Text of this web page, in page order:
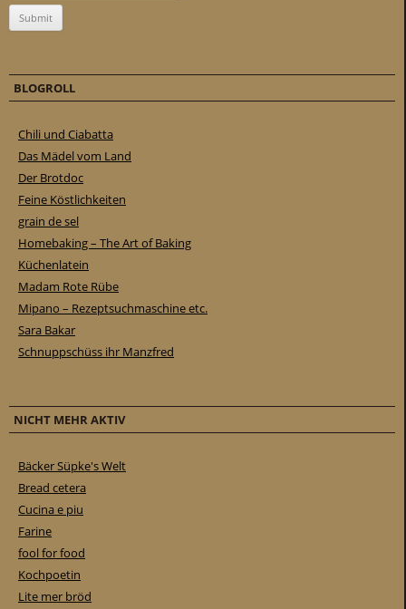
BLOGROLL
Chili und Ciabatta
Das Mädel vom Land
Der Brotdoc
Feine Köstlichkeiten
grain de sel
Homebaking – The Art of Baking
Küchenlatein
Madam Rote Rübe
Mipano – Rezeptsuchmaschine etc.
Sara Bakar
Schnuppschüss ihr Manzfred
NICHT MEHR AKTIV
Bäcker Süpke's Welt
Bread cetera
Cucina e piu
Farine
fool for food
Kochpoetin
Lite mer bröd